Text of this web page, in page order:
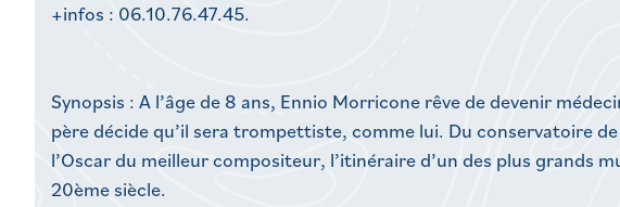
+infos : 06.10.76.47.45.
Synopsis : A l’âge de 8 ans, Ennio Morricone rêve de devenir
père décide qu’il sera trompettiste, comme lui. Du conservatoire
l’Oscar du meilleur compositeur, l’itinéraire d’un des plus grands
20ème siècle.